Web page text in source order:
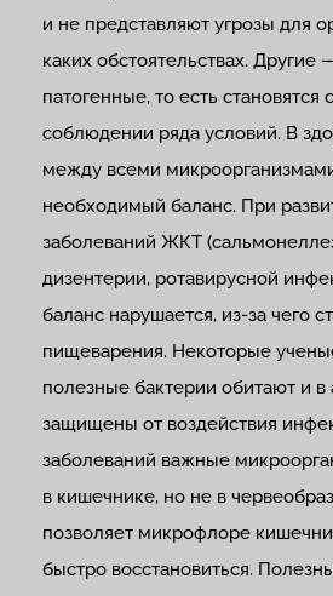
и не представляют угрозы для
каких обстоятельствах. Другие
патогенные, то есть
соблюдении ряда условий. В
между всеми
необходимый баланс. При
заболеваний ЖКТ
дизентерии, ротавирусной
баланс нарушается, из-за чего
пищеварения. Некоторые
полезные бактерии обитают и в
защищены от воздействия
заболеваний важные
в кишечнике, но не в
позволяет микрофлоре
быстро восстановиться.